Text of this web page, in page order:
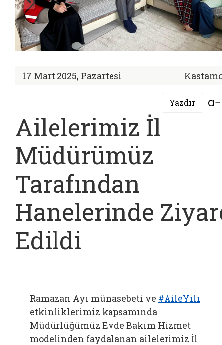
17 Mart 2025, Pazartesi
Yazdır
Ailelerimiz İl
Müdürümüz
Tarafından
Hanelerinde
Edildi
Ramazan Ayı münasebeti ve #AileYılı
etkinliklerimiz kapsamında
Müdürlüğümüz Evde Bakım Hizmet
modelinden faydalanan ailelerimiz İl